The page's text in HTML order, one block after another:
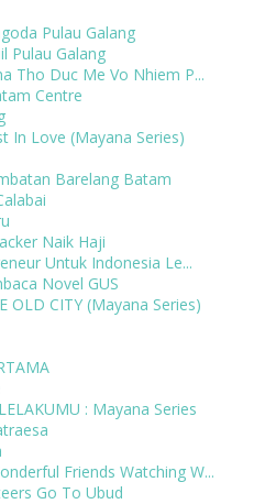
Pulau Galang
Pulau Galang
Tho Duc Me Vo Nhiem P...
Centre
In Love (Mayana Series)
Barelang Batam
Naik Haji
Untuk Indonesia Le...
Novel GUS
OLD CITY (Mayana Series)
: Mayana Series
Friends Watching W...
Go To Ubud